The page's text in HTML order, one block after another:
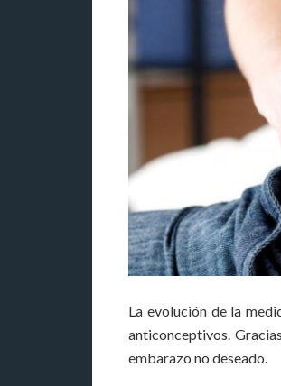
La evolución de la
anticonceptivos.
embarazo no deseado.